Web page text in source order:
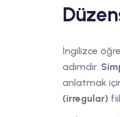
İngilizce
adımdır.
anlatmak için
(irregular)